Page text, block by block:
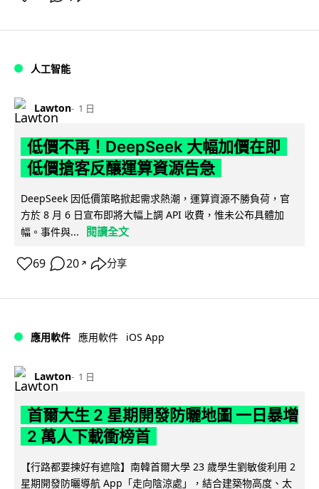
人工智能
Lawton 1 日
低價不再！DeepSeek 大幅加價在即
低價搶客反釀運算資源告急
DeepSeek 因低價策略掀起需求熱潮，運算資源不勝負荷，官
方於 8 月 6 日宣布即將大幅上調 API 收費，惟未公布具體加
幅。事件與...
閱讀全文
69 20 ↗ 分享
應用軟件 應用軟件 iOS App
Lawton 1 日
首爾大生 2 星期開發防曬地圖 一日暴增
2 萬人下載衝榜首
【行路都要揀好有遮陰】南韓首爾大學 23 歲學生劉敏俊利用 2
星期開發防曬導航 App「走向陰涼處」，結合建築物高度、太